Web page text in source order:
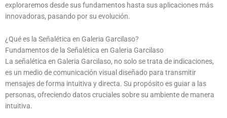
exploraremos desde sus fundamentos hasta sus aplicaciones más
innovadoras, pasando por su evolución.
¿Qué es la Señalética en Galeria Garcilaso?
Fundamentos de la Señalética en Galeria Garcilaso
La señalética en Galeria Garcilaso, no solo se trata de indicaciones,
es un medio de comunicación visual diseñado para transmitir
mensajes de forma intuitiva y directa. Su propósito es guiar a las
personas, ofreciendo datos cruciales sobre su ambiente de manera
intuitiva.